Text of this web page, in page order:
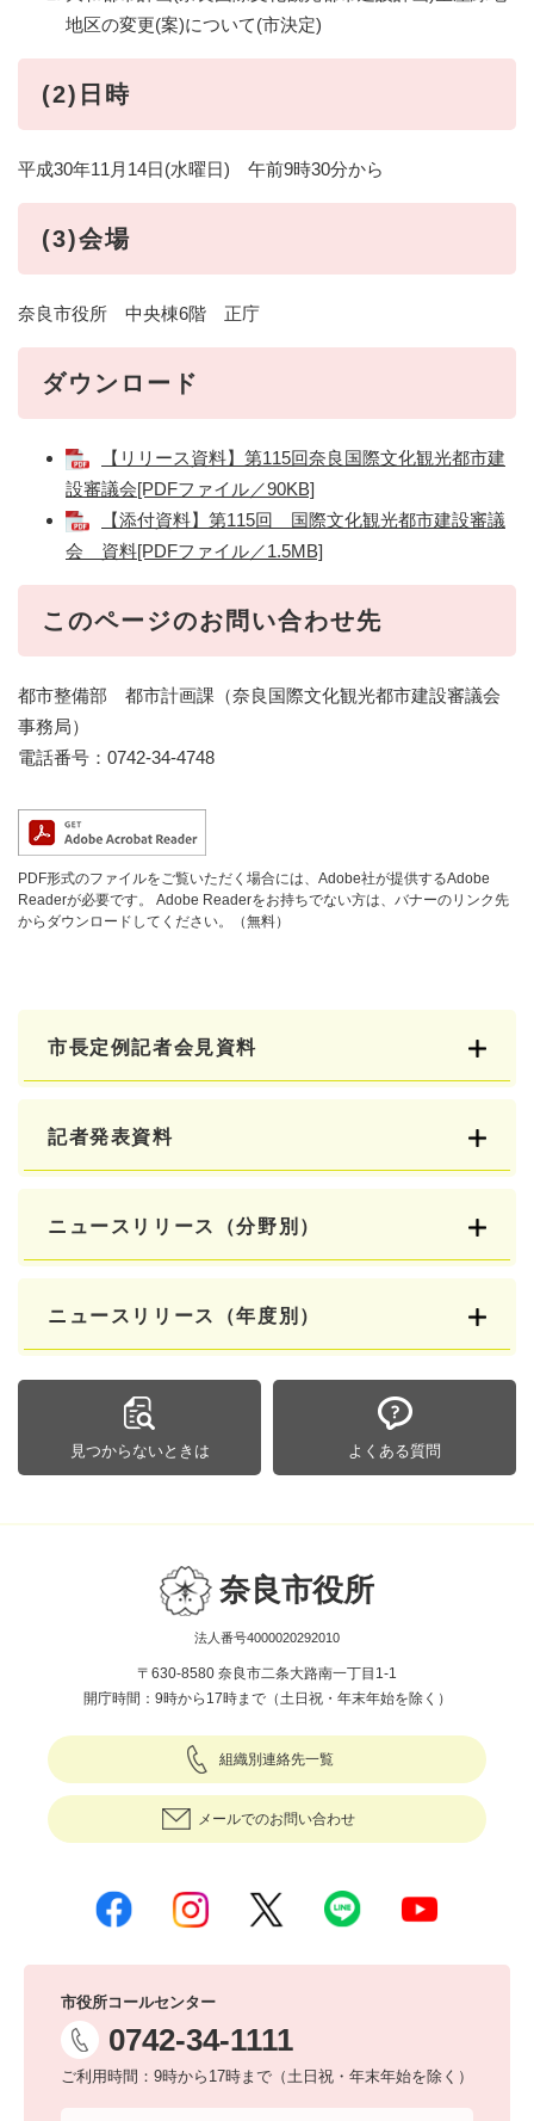
地区の変更(案)について(市決定)
(2)日時
平成30年11月14日(水曜日) 午前9時30分から
(3)会場
奈良市役所 中央棟6階 正庁
ダウンロード
【リリース資料】第115回奈良国際文化観光都市建
設審議会[PDFファイル／90KB]
【添付資料】第115回 国際文化観光都市建設審議
会 資料[PDFファイル／1.5MB]
このページのお問い合わせ先
都市整備部 都市計画課（奈良国際文化観光都市建設審議会
事務局）
電話番号：0742-34-4748
PDF形式のファイルをご覧いただく場合には、Adobe社が提供するAdobe
Readerが必要です。
Adobe Readerをお持ちでない方は、バナーのリンク先
からダウンロードしてください。（無料）
市長定例記者会見資料
記者発表資料
ニュースリリース（分野別）
ニュースリリース（年度別）
見つからないときは よくある質問
奈良市役所
法人番号4000020292010
〒630-8580 奈良市二条大路南一丁目1-1
開庁時間：9時から17時まで（土日祝・年末年始を除く）
組織別連絡先一覧
メールでのお問い合わせ
市役所コールセンター
0742-34-1111
ご利用時間：9時から17時まで（土日祝・年末年始を除く）